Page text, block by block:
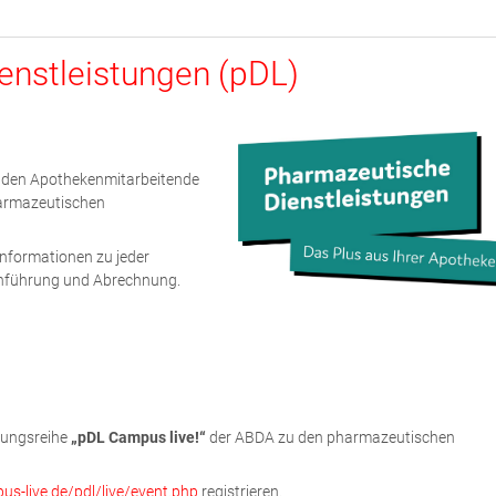
(pDL)
Apothekenmitarbeitende
zu jeder
und Abrechnung.
„pDL Campus live!“ der ABDA zu den pharmazeutischen
live.de/pdl/live/event.php registrieren.